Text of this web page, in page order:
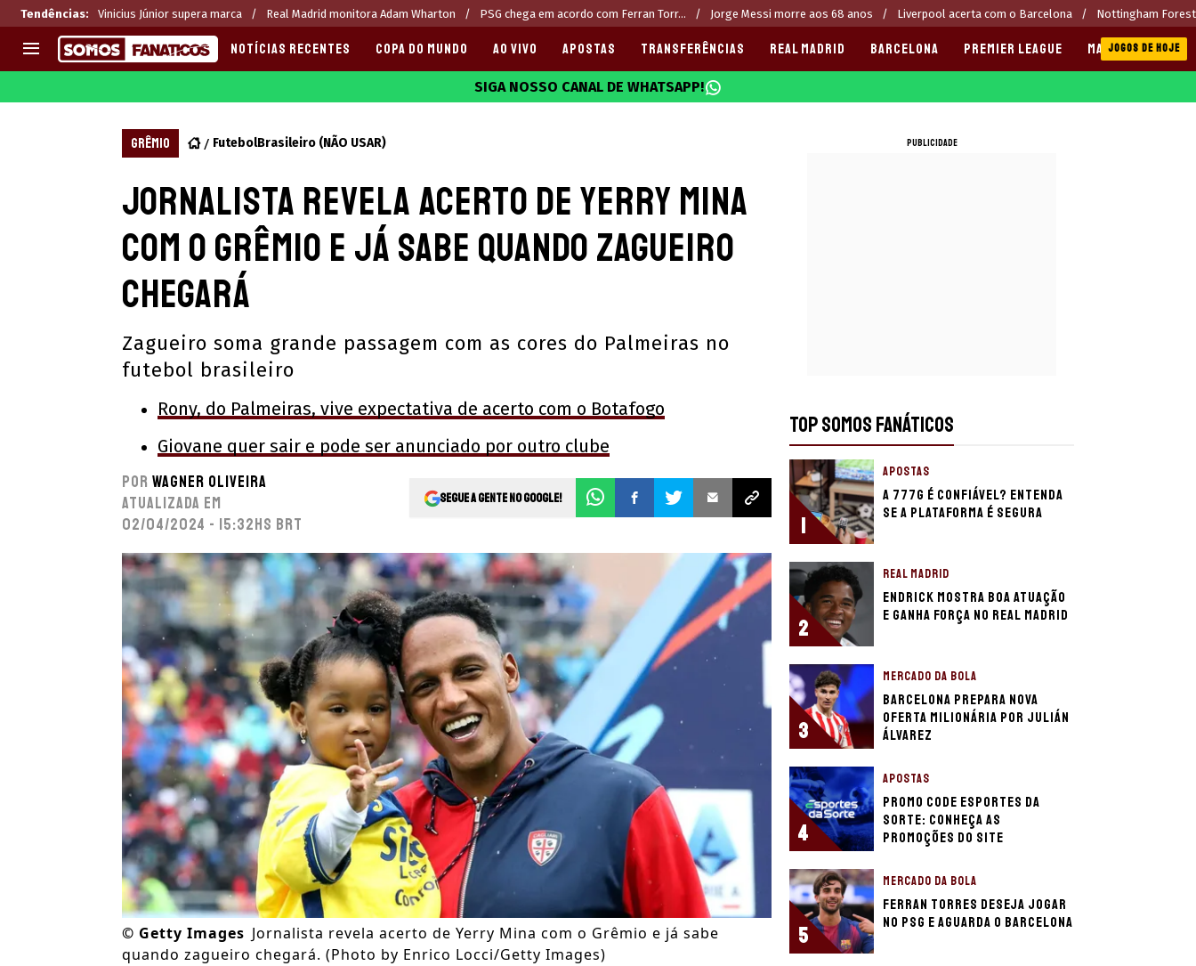
Tendências: Vinicius Júnior supera marca Real Madrid monitora Adam Wharton PSG chega em acordo com Ferran Torr... Jorge Messi morre aos 68 anos Liverpool acerta com o Barcelona Nottingham
CHAMPIONS LEAGUE
PREMIER LEAGUE
LIGA PORTUGUESA
Melhores sites de apostas 2025
CASAS DE APOSTAS
CÓDIGOS e OFERTAS
APPS
RANKINGS
NOTÍCIAS RECENTES COPA DO MUNDO AO VIVO APOSTAS TRANSFERÊNCIAS REAL MADRID BARCELONA PREMIER LEAGUE MANCHESTER CITY
JOGOS DE HOJE
SIGA NOSSO CANAL DE WHATSAPP!
GRÊMIO FutebolBrasileiro (NÃO USAR)
Jornalista revela acerto de Yerry Mina
com o Grêmio e já sabe quando zagueiro
chegará
Zagueiro soma grande passagem com as cores do Palmeiras no
futebol brasileiro
Rony, do Palmeiras, vive expectativa de acerto com o Botafogo
Giovane quer sair e pode ser anunciado por outro clube
Por Wagner Oliveira
Atualizada em
02/04/2024 - 15:32hs BRT
Segue a gente no Google!
© Getty Images Jornalista revela acerto de Yerry Mina com o Grêmio e já sabe
quando zagueiro chegará. (Photo by Enrico Locci/Getty Images)
PUBLICIDADE
TOP SOMOS FANÁTICOS
1
APOSTAS
A 777g é confiável? Entenda
se a plataforma é segura
2
REAL MADRID
Endrick mostra boa atuação
e ganha força no Real Madrid
3
MERCADO DA BOLA
Barcelona prepara nova
oferta milionária por Julián
Álvarez
4
APOSTAS
Promo code Esportes da
Sorte: conheça as
promoções do site
5
MERCADO DA BOLA
Ferran Torres deseja jogar
no PSG e aguarda o Barcelona